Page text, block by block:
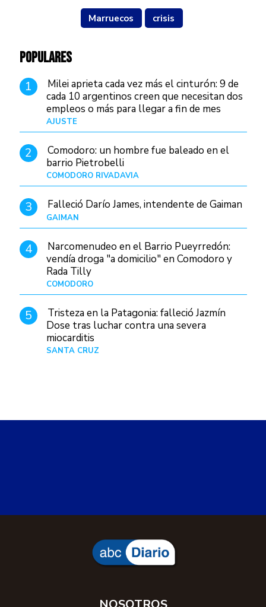
Marruecos crisis
POPULARES
1
Milei aprieta cada vez más el cinturón: 9 de
cada 10 argentinos creen que necesitan dos
empleos o más para llegar a fin de mes
AJUSTE
2
Comodoro: un hombre fue baleado en el
barrio Pietrobelli
COMODORO RIVADAVIA
3 Falleció Darío James, intendente de Gaiman
GAIMAN
4
Narcomenudeo en el Barrio Pueyrredón:
vendía droga "a domicilio" en Comodoro y
Rada Tilly
COMODORO
5
Tristeza en la Patagonia: falleció Jazmín
Dose tras luchar contra una severa
miocarditis
SANTA CRUZ